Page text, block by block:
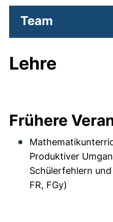
Team
Lehre
Frühere
Produktiver
Schülerfehlern
FR, FGy)